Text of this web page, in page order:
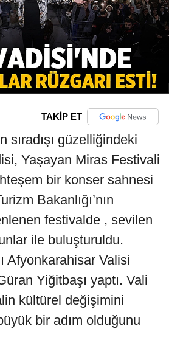
TAKİP ET
sıradışı güzelliğindeki
Yaşayan Miras Festivali
bir konser sahnesi
Bakanlığı’nın
festivalde , sevilen
ile buluşturuldu.
Afyonkarahisar Valisi
Yiğitbaşı yaptı. Vali
kültürel değişimini
bir adım olduğunu